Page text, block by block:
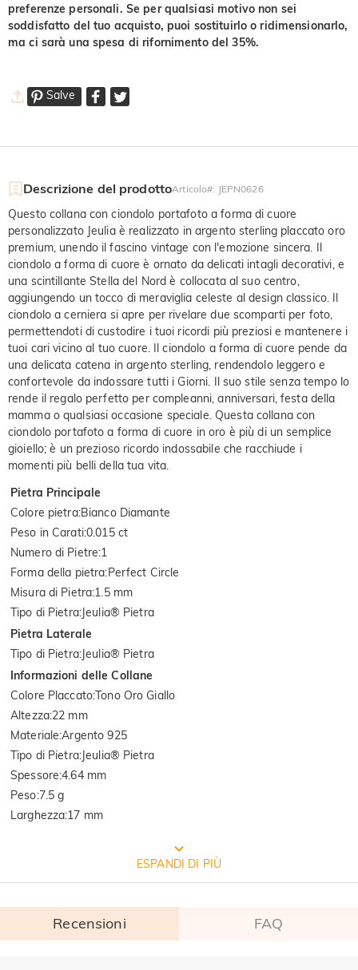
preferenze personali. Se per qualsiasi motivo non sei
soddisfatto del tuo acquisto, puoi sostituirlo o ridimensionarlo,
ma ci sarà una spesa di rifornimento del 35%.
Salve
Descrizione del prodottoArticolo#: JEPN0626
Questo collana con ciondolo portafoto a forma di cuore
personalizzato Jeulia è realizzato in argento sterling placcato oro
premium, unendo il fascino vintage con l'emozione sincera. Il
ciondolo a forma di cuore è ornato da delicati intagli decorativi, e
una scintillante Stella del Nord è collocata al suo centro,
aggiungendo un tocco di meraviglia celeste al design classico. Il
ciondolo a cerniera si apre per rivelare due scomparti per foto,
permettendoti di custodire i tuoi ricordi più preziosi e mantenere i
tuoi cari vicino al tuo cuore. Il ciondolo a forma di cuore pende da
una delicata catena in argento sterling, rendendolo leggero e
confortevole da indossare tutti i Giorni. Il suo stile senza tempo lo
rende il regalo perfetto per compleanni, anniversari, festa della
mamma o qualsiasi occasione speciale. Questa collana con
ciondolo portafoto a forma di cuore in oro è più di un semplice
gioiello; è un prezioso ricordo indossabile che racchiude i
momenti più belli della tua vita.
Pietra Principale
Colore pietra:Bianco Diamante
Peso in Carati:0.015 ct
Numero di Pietre:1
Forma della pietra:Perfect Circle
Misura di Pietra:1.5 mm
Tipo di Pietra:Jeulia® Pietra
Pietra Laterale
Tipo di Pietra:Jeulia® Pietra
Informazioni delle Collane
Colore Placcato:Tono Oro Giallo
Altezza:22 mm
Materiale:Argento 925
Tipo di Pietra:Jeulia® Pietra
Spessore:4.64 mm
Peso:7.5 g
Larghezza:17 mm
CONFEZIONE GRATUITA JEULIA
ESPANDI DI PIÙ
Recensioni FAQ